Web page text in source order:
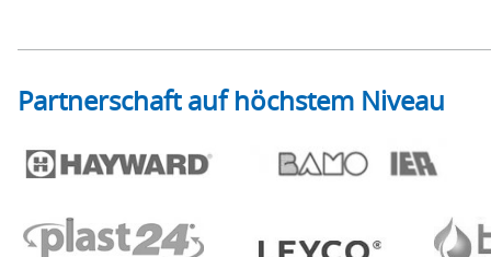
Partnerschaft auf höchstem Niveau